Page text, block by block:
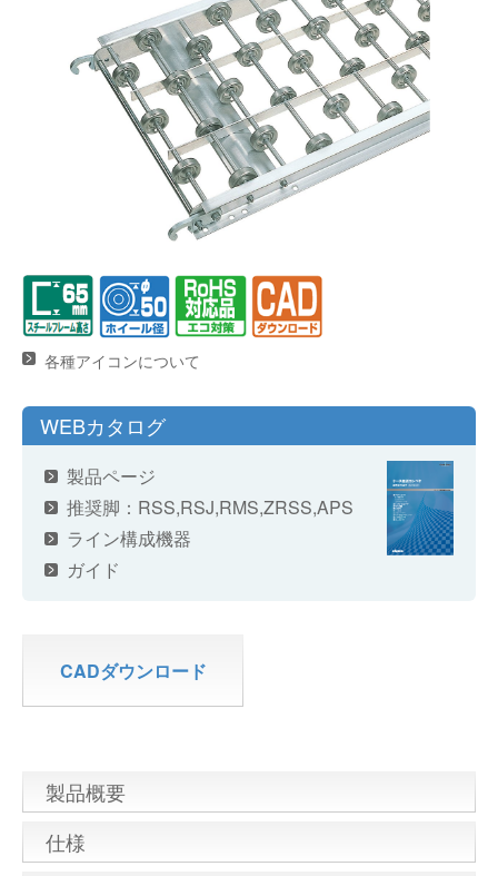
バーチカル装置（垂直搬送機）
周辺機器
オークラの取組み
各種アイコンについて
WEBカタログ
製品ページ
推奨脚： RSS,RSJ,RMS,ZRSS,APS
ライン構成機器
ガイド
CADダウンロード
製品概要
仕様